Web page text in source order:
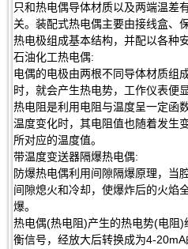
只和热电偶导体材质以及两端温差
关。装配式热电偶主要由接线盒、
热电极组成基本结构，并配以各种
石油化工热电偶:
电偶的电极由两根不同导体材质组
时，就会产生热电势，工作仪表便
热电阻是利用电阻与温度呈一定函
温度变化时，其电阻值也随着发生
所对应的温度值。
带温度变送器隔爆热电偶:
防爆热电偶利用间隙隔爆原理，当
间隙熄火和冷却，使爆炸后的火焰
爆。
热电偶(热电阻)产生的热电势(电阻
衡信号，经放大后转换成为4-